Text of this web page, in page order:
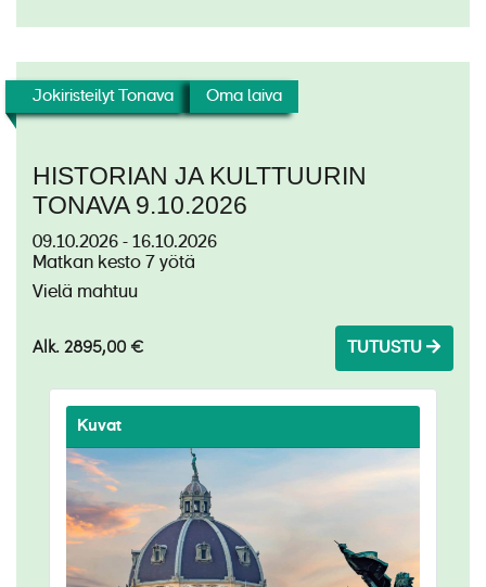
Jokiristeilyt Tonava Oma laiva
HISTORIAN JA KULTTUURIN
TONAVA 9.10.2026
09.10.2026 - 16.10.2026
Matkan kesto 7 yötä
Vielä mahtuu
Alk. 2895,00 € TUTUSTU
Kuvat